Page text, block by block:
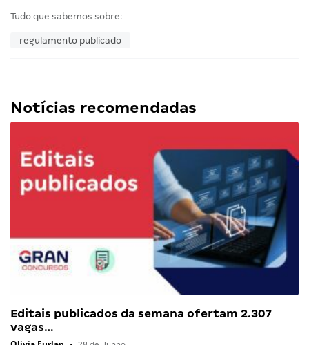
Tudo que sabemos sobre:
regulamento publicado
Notícias recomendadas
Editais publicados da semana ofertam 2.307
vagas…